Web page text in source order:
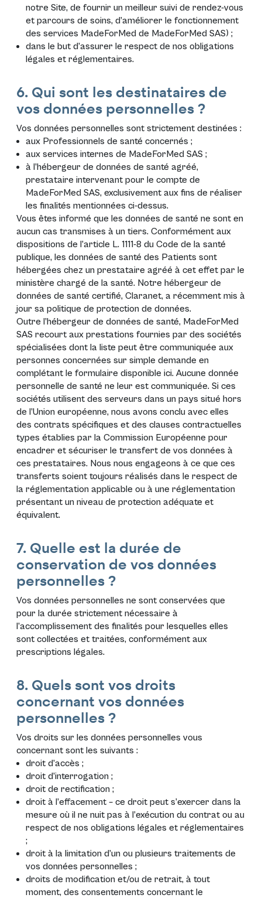
notre Site, de fournir un meilleur suivi de rendez-vous
et parcours de soins, d’améliorer le fonctionnement
des services MadeForMed de MadeForMed SAS) ;
dans le but d’assurer le respect de nos obligations
légales et réglementaires.
6. Qui sont les destinataires de
vos données personnelles ?
Vos données personnelles sont strictement destinées :
aux Professionnels de santé concernés ;
aux services internes de MadeForMed SAS ;
à l’hébergeur de données de santé agréé,
prestataire intervenant pour le compte de
MadeForMed SAS, exclusivement aux fins de réaliser
les finalités mentionnées ci-dessus.
Vous êtes informé que les données de santé ne sont en
aucun cas transmises à un tiers. Conformément aux
dispositions de l’article L. 1111-8 du Code de la santé
publique, les données de santé des Patients sont
hébergées chez un prestataire agréé à cet effet par le
ministère chargé de la santé. Notre hébergeur de
données de santé certifié, Claranet, a récemment mis à
jour sa politique de protection de données.
Outre l’hébergeur de données de santé, MadeForMed
SAS recourt aux prestations fournies par des sociétés
spécialisées dont la liste peut être communiquée aux
personnes concernées sur simple demande en
complétant le formulaire disponible ici. Aucune donnée
personnelle de santé ne leur est communiquée. Si ces
sociétés utilisent des serveurs dans un pays situé hors
de l’Union européenne, nous avons conclu avec elles
des contrats spécifiques et des clauses contractuelles
types établies par la Commission Européenne pour
encadrer et sécuriser le transfert de vos données à
ces prestataires. Nous nous engageons à ce que ces
transferts soient toujours réalisés dans le respect de
la réglementation applicable ou à une réglementation
présentant un niveau de protection adéquate et
équivalent.
7. Quelle est la durée de
conservation de vos données
personnelles ?
Vos données personnelles ne sont conservées que
pour la durée strictement nécessaire à
l’accomplissement des finalités pour lesquelles elles
sont collectées et traitées, conformément aux
prescriptions légales.
8. Quels sont vos droits
concernant vos données
personnelles ?
Vos droits sur les données personnelles vous
concernant sont les suivants :
droit d’accès ;
droit d’interrogation ;
droit de rectification ;
droit à l’effacement – ce droit peut s’exercer dans la
mesure où il ne nuit pas à l’exécution du contrat ou au
respect de nos obligations légales et réglementaires
;
droit à la limitation d’un ou plusieurs traitements de
vos données personnelles ;
droits de modification et/ou de retrait, à tout
moment, des consentements concernant le